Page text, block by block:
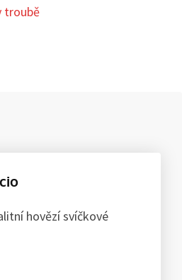
troubě
hovězí svíčkové